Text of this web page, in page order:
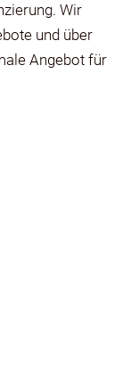
Wir
und über
Angebot für